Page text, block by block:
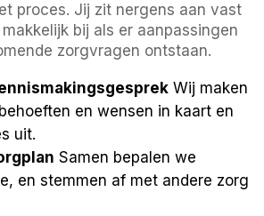
proces. Jij zit nergens aan vast
bij als er aanpassingen
zorgvragen ontstaan.
Wij maken
en wensen in kaart en
uit.
Samen bepalen we
en stemmen af met andere zorg